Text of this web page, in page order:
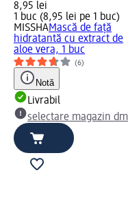
8,95 lei
1 buc (8,95 lei pe 1 buc)
MISSHAMască de față
hidratantă cu extract de
aloe vera, 1 buc
(6)
Notă
Livrabil
selectare magazin dm